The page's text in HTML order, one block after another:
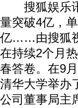
搜狐娱乐讯
量突破4亿，
亿……由搜狐
在持续2个月
春答卷。在9
清华大学举办
公司董事局主